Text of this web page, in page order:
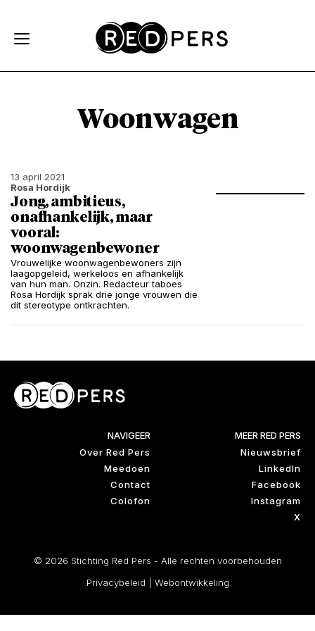
Woonwagen
13 april 2021
Rosa Hordijk
Jong, ambitieus,
onafhankelijk, maar
vooral:
woonwagenbewoner
Vrouwelijke woonwagenbewoners zijn
laagopgeleid, werkeloos en afhankelijk
van hun man. Onzin. Redacteur taboes
Rosa Hordijk sprak drie jonge vrouwen die
dit stereotype ontkrachten.
NAVIGEER
Over Red Pers
Meedoen
Contact
Colofon
MEER RED PERS
Nieuwsbrief
LinkedIn
Facebook
Instagram
X
© 2026 Stichting Red Pers - Alle rechten voorbehouden
Privacybeleid
Webontwikkeling